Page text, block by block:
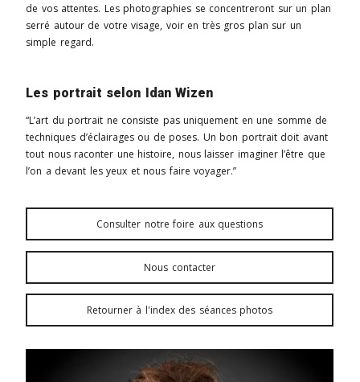
de vos attentes. Les photographies se concentreront sur un plan
serré autour de votre visage, voir en très gros plan sur un
simple regard.
Les portrait selon Idan Wizen
“L’art du portrait ne consiste pas uniquement en une somme de
techniques d’éclairages ou de poses. Un bon portrait doit avant
tout nous raconter une histoire, nous laisser imaginer l’être que
l’on a devant les yeux et nous faire voyager.”
Consulter notre foire aux questions
Nous contacter
Retourner à l'index des séances photos